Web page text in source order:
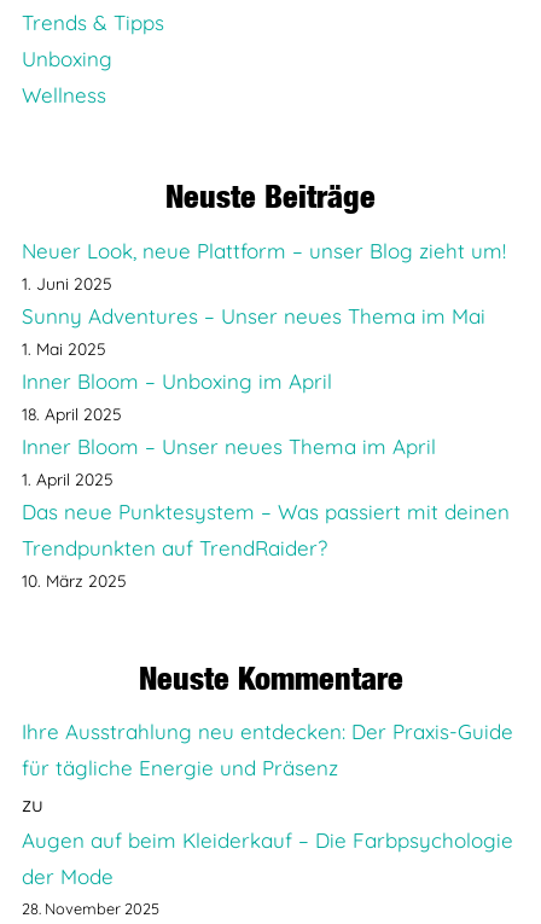
Trends & Tipps
Unboxing
Wellness
Neuste Beiträge
Neuer Look, neue Plattform – unser Blog zieht um!
1. Juni 2025
Sunny Adventures – Unser neues Thema im Mai
1. Mai 2025
Inner Bloom – Unboxing im April
18. April 2025
Inner Bloom – Unser neues Thema im April
1. April 2025
Das neue Punktesystem – Was passiert mit deinen
Trendpunkten auf TrendRaider?
10. März 2025
Neuste Kommentare
Ihre Ausstrahlung neu entdecken: Der Praxis-Guide
für tägliche Energie und Präsenz
zu
Augen auf beim Kleiderkauf – Die Farbpsychologie
der Mode
28. November 2025